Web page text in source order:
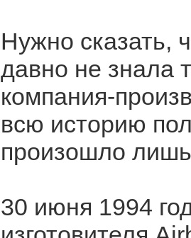
Нужно сказать,
давно не знала
компания-
всю историю
произошло
30 июня 1994